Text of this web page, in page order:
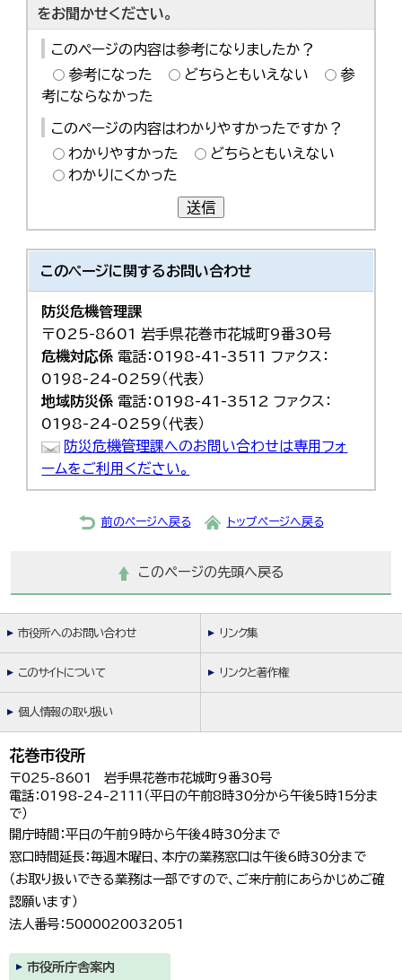
をお聞かせください。
このページの内容は参考になりましたか？
参考になった
どちらともいえない
参
考にならなかった
このページの内容はわかりやすかったですか？
わかりやすかった
どちらともいえない
わかりにくかった
送信
このページに関するお問い合わせ
防災危機管理課
〒025-8601 岩手県花巻市花城町9番30号
危機対応係 電話：0198-41-3511 ファクス：
0198-24-0259（代表）
地域防災係 電話：0198-41-3512 ファクス：
0198-24-0259（代表）
防災危機管理課へのお問い合わせは専用フォ
ームをご利用ください。
前のページへ戻る トップページへ戻る
このページの先頭へ戻る
市役所へのお問い合わせ リンク集
このサイトについて リンクと著作権
個人情報の取り扱い
花巻市役所
〒025-8601 岩手県花巻市花城町9番30号
電話：0198-24-2111（平日の午前8時30分から午後5時15分ま
で）
開庁時間：平日の午前9時から午後4時30分まで
窓口時間延長：毎週木曜日、本庁の業務窓口は午後6時30分まで
（お取り扱いできる業務は一部ですので、ご来庁前にあらかじめご確
認願います）
法人番号：5000020032051
市役所庁舎案内